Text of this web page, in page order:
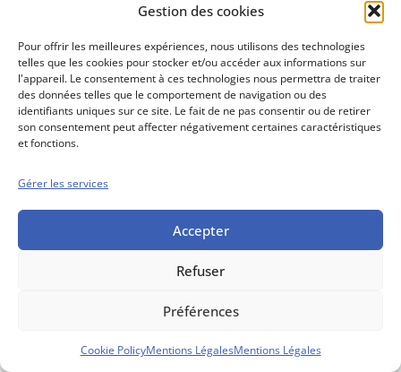
Gestion des cookies
Pour offrir les meilleures expériences, nous utilisons des technologies
telles que les cookies pour stocker et/ou accéder aux informations sur
l'appareil. Le consentement à ces technologies nous permettra de traiter
des données telles que le comportement de navigation ou des
identifiants uniques sur ce site. Le fait de ne pas consentir ou de retirer
son consentement peut affecter négativement certaines caractéristiques
et fonctions.
Gérer les services
Accepter
Refuser
Préférences
Cookie PolicyMentions LégalesMentions Légales
une publication
Marigny
Mentions Légales
Politique cookie
Conditions générales de vente